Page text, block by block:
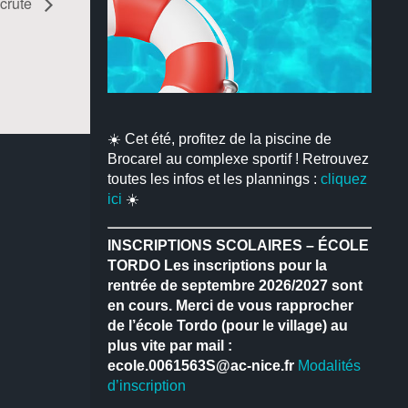
☀️ Cet été, profitez de la piscine de
Brocarel au complexe sportif ! Retrouvez
toutes les infos et les plannings : cliquez
ici ☀️
INSCRIPTIONS SCOLAIRES – ÉCOLE
TORDOLes inscriptions pour la
rentrée de septembre 2026/2027 sont
en cours. Merci de vous rapprocher
de l’école Tordo (pour le village) au
plus vite par mail :
ecole.0061563S@ac-nice.fr Modalités
d’inscription